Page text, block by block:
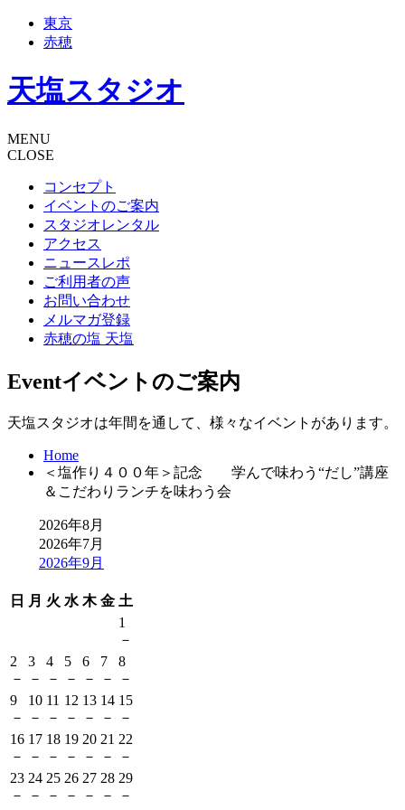
東京
赤穂
天塩スタジオ
MENU
CLOSE
コンセプト
イベントのご案内
スタジオレンタル
アクセス
ニュースレポ
ご利用者の声
お問い合わせ
メルマガ登録
赤穂の塩 天塩
Eventイベントのご案内
天塩スタジオは年間を通して、様々なイベントがあります。
Home
＜塩作り４００年＞記念 学んで味わう“だし”講座
＆こだわりランチを味わう会
2026年8月
2026年7月
2026年9月
日 月 火 水 木 金 土
1
－
2
－
3
－
4
－
5
－
6
－
7
－
8
－
9
－
10
－
11
－
12
－
13
－
14
－
15
－
16
－
17
－
18
－
19
－
20
－
21
－
22
－
23
－
24
－
25
－
26
－
27
－
28
－
29
－